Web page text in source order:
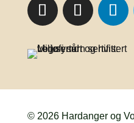
© 2026 Hardanger og